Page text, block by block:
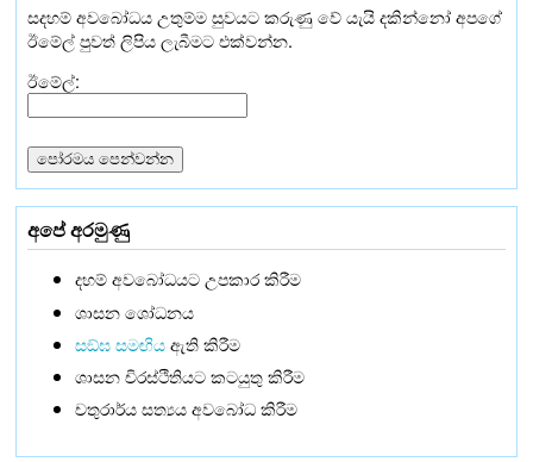
සදහම් අවබෝධය උතුම්ම සුවයට කරුණු වේ යැයි දකින්නෝ අපගේ
ඊමේල් පුවත් ලිපිය ලැබීමට එක්වන්න.
ඊමේල්:
අපේ අරමුණු
දහම් අවබෝධයට උපකාර කිරීම
ශාසන ශෝධනය
සඞ්‌ඝ සමඟියඇති කිරීම
ශාසන චිරස්ථිතියට කටයුතු කිරීම
චතුරාර්ය සත්‍යය අවබෝධ කිරීම